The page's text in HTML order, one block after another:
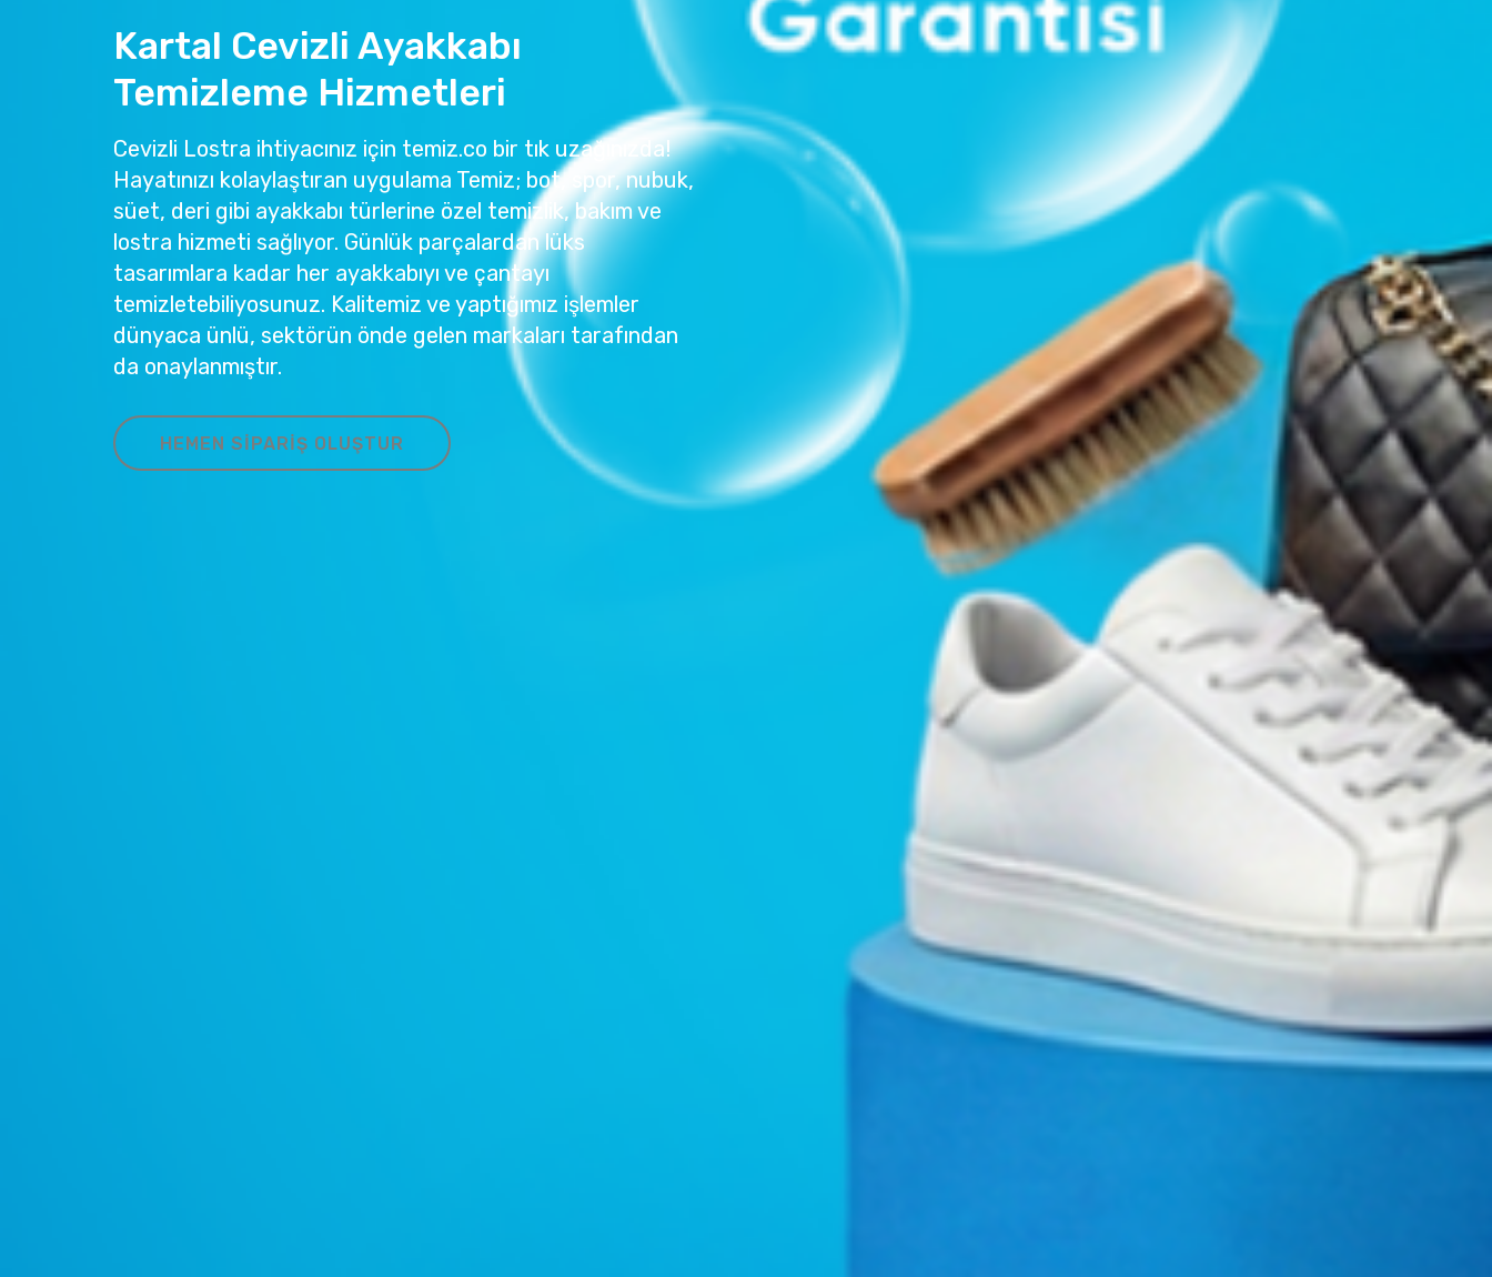
Kartal Cevizli Ayakkabı
Temizleme Hizmetleri
Cevizli Lostra ihtiyacınız için temiz.co bir tık uzağınızda!
Hayatınızı kolaylaştıran uygulama Temiz; bot, spor, nubuk,
süet, deri gibi ayakkabı türlerine özel temizlik, bakım ve
lostra hizmeti sağlıyor. Günlük parçalardan lüks
tasarımlara kadar her ayakkabıyı ve çantayı
temizletebiliyosunuz. Kalitemiz ve yaptığımız işlemler
dünyaca ünlü, sektörün önde gelen markaları tarafından
da onaylanmıştır.
HEMEN SIPARIŞ OLUŞTUR